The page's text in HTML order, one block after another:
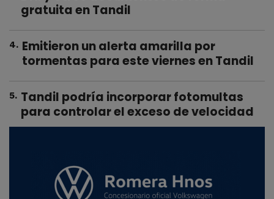
gratuita en Tandil
4. Emitieron un alerta amarilla por
tormentas para este viernes en Tandil
5. Tandil podría incorporar fotomultas
para controlar el exceso de velocidad